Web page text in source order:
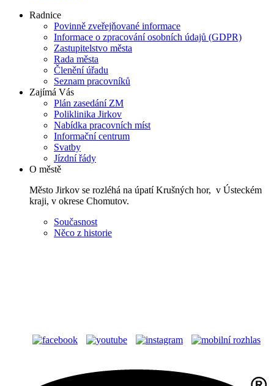
Radnice
Povinně zveřejňované informace
Informace o zpracování osobních údajů (GDPR)
Zastupitelstvo města
Rada města
Členění úřadu
Seznam pracovníků
Zajímá Vás
Plán zasedání ZM
Poliklinika Jirkov
Nabídka pracovních míst
Informační centrum
Svatby
Jízdní řády
O městě
Město Jirkov se rozléhá na úpatí Krušných hor, v Ústeckém
kraji, v okrese Chomutov.
Současnost
Něco z historie